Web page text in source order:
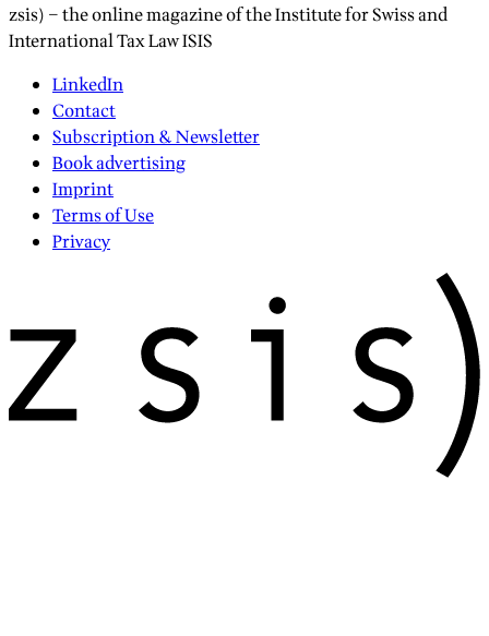
zsis) – the online magazine of the Institute for Swiss and
International Tax Law ISIS
LinkedIn
Contact
Subscription & Newsletter
Book advertising
Imprint
Terms of Use
Privacy